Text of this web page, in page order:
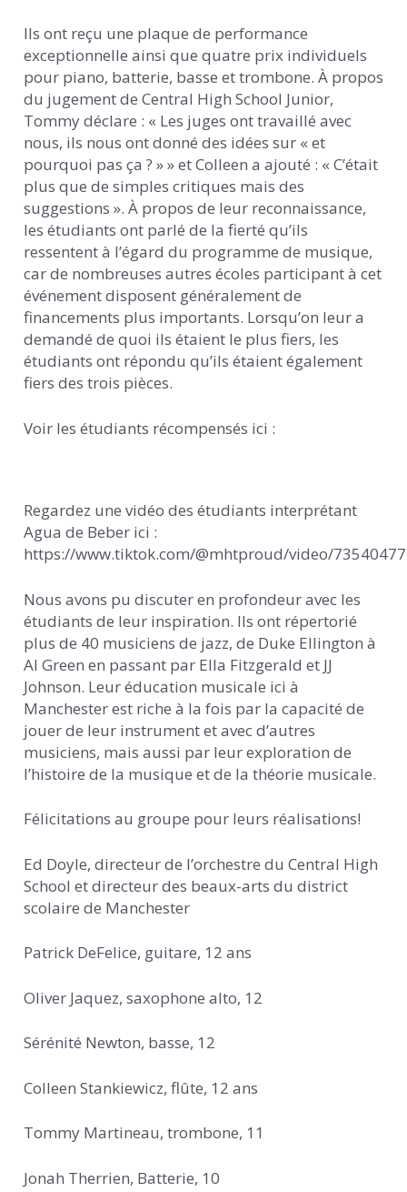
Ils ont reçu une plaque de performance
exceptionnelle ainsi que quatre prix individuels
pour piano, batterie, basse et trombone. À propos
du jugement de Central High School Junior,
Tommy déclare : « Les juges ont travaillé avec
nous, ils nous ont donné des idées sur « et
pourquoi pas ça ? » » et Colleen a ajouté : « C’était
plus que de simples critiques mais des
suggestions ». À propos de leur reconnaissance,
les étudiants ont parlé de la fierté qu’ils
ressentent à l’égard du programme de musique,
car de nombreuses autres écoles participant à cet
événement disposent généralement de
financements plus importants. Lorsqu’on leur a
demandé de quoi ils étaient le plus fiers, les
étudiants ont répondu qu’ils étaient également
fiers des trois pièces.
Voir les étudiants récompensés ici :
Regardez une vidéo des étudiants interprétant
Agua de Beber ici :
https://www.tiktok.com/@mhtproud/video/
Nous avons pu discuter en profondeur avec les
étudiants de leur inspiration. Ils ont répertorié
plus de 40 musiciens de jazz, de Duke Ellington à
Al Green en passant par Ella Fitzgerald et JJ
Johnson. Leur éducation musicale ici à
Manchester est riche à la fois par la capacité de
jouer de leur instrument et avec d’autres
musiciens, mais aussi par leur exploration de
l’histoire de la musique et de la théorie musicale.
Félicitations au groupe pour leurs réalisations!
Ed Doyle, directeur de l’orchestre du Central High
School et directeur des beaux-arts du district
scolaire de Manchester
Patrick DeFelice, guitare, 12 ans
Oliver Jaquez, saxophone alto, 12
Sérénité Newton, basse, 12
Colleen Stankiewicz, flûte, 12 ans
Tommy Martineau, trombone, 11
Jonah Therrien, Batterie, 10